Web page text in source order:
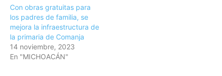
Con obras gratuitas para
los padres de familia, se
mejora la infraestructura de
la primaria de Comanja
14 noviembre, 2023
En "MICHOACÁN"